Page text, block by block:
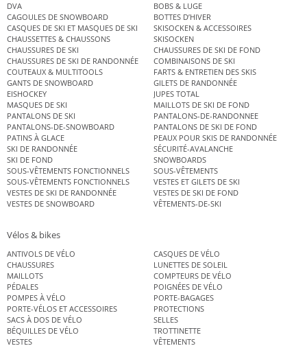
DVA
BOBS & LUGE
CAGOULES DE SNOWBOARD
BOTTES D’HIVER
CASQUES DE SKI ET MASQUES DE SKI
SKISOCKEN & ACCESSOIRES
CHAUSSETTES & CHAUSSONS
SKISOCKEN
CHAUSSURES DE SKI
CHAUSSURES DE SKI DE FOND
CHAUSSURES DE SKI DE RANDONNÉE
COMBINAISONS DE SKI
COUTEAUX & MULTITOOLS
FARTS & ENTRETIEN DES SKIS
GANTS DE SNOWBOARD
GILETS DE RANDONNÉE
EISHOCKEY
JUPES TOTAL
MASQUES DE SKI
MAILLOTS DE SKI DE FOND
PANTALONS DE SKI
PANTALONS-DE-RANDONNEE
PANTALONS-DE-SNOWBOARD
PANTALONS DE SKI DE FOND
PATINS À GLACE
PEAUX POUR SKIS DE RANDONNÉE
SKI DE RANDONNÉE
SÉCURITÉ-AVALANCHE
SKI DE FOND
SNOWBOARDS
SOUS-VÊTEMENTS FONCTIONNELS
SOUS-VÊTEMENTS
SOUS-VÊTEMENTS FONCTIONNELS
VESTES ET GILETS DE SKI
VESTES DE SKI DE RANDONNÉE
VESTES DE SKI DE FOND
VESTES DE SNOWBOARD
VÊTEMENTS-DE-SKI
Vélos & bikes
ANTIVOLS DE VÉLO
CASQUES DE VÉLO
CHAUSSURES
LUNETTES DE SOLEIL
MAILLOTS
COMPTEURS DE VÉLO
PÉDALES
POIGNÉES DE VÉLO
POMPES À VÉLO
PORTE-BAGAGES
PORTE-VÉLOS ET ACCESSOIRES
PROTECTIONS
SACS À DOS DE VÉLO
SELLES
BÉQUILLES DE VÉLO
TROTTINETTE
VESTES
VÊTEMENTS